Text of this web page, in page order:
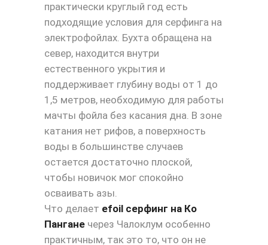
практически круглый год есть
подходящие условия для серфинга на
электрофойлах. Бухта обращена на
север, находится внутри
естественного укрытия и
поддерживает глубину воды от 1 до
1,5 метров, необходимую для работы
мачты фойла без касания дна. В зоне
катания нет рифов, а поверхность
воды в большинстве случаев
остается достаточно плоской,
чтобы новичок мог спокойно
осваивать азы.
Что делает efoil серфинг на Ко
Пангане через Чалоклум особенно
практичным, так это то, что он не